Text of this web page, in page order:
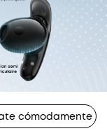
cómodamente